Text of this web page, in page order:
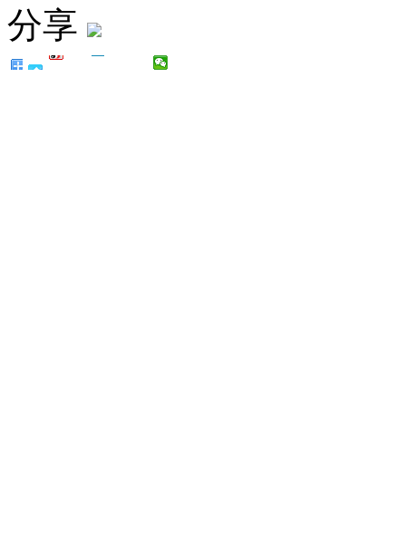
分享